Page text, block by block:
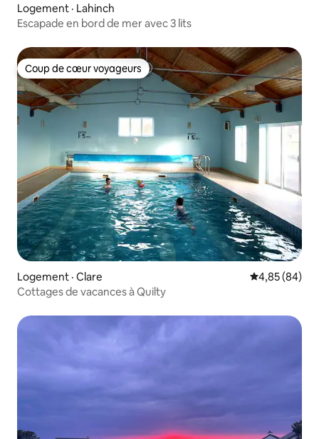
Logement · Lahinch
Escapade en bord de mer avec 3 lits
Coup de cœur voyageurs
Coup de cœur voyageurs
Logement · Clare Note
4,85 (84)
Cottages de vacances à Quilty